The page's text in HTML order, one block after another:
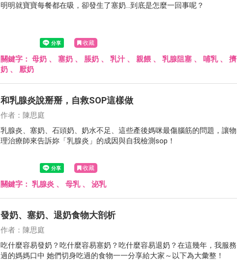
明明就寶寶每餐都在吸，卻發生了塞奶…到底是怎麼一回事呢？
收藏
關鍵字： 母奶 、 塞奶 、 脹奶 、 乳汁、 親餵 、 乳腺阻塞 、 哺乳、 擠
奶 、 厭奶
和乳腺炎說掰掰，自救SOP這樣做
作者：陳思庭
乳腺炎、塞奶、石頭奶、奶水不足、這些產後媽咪最傷腦筋的問題，讓物
理治療師來告訴妳「乳腺炎」的成因與自我檢測sop！
收藏
關鍵字： 乳腺炎 、 母乳、 泌乳
發奶、塞奶、退奶食物大剖析
作者：陳思庭
吃什麼容易發奶？吃什麼容易塞奶？吃什麼容易退奶？在這幾年，我服務
過的媽媽口中 她們切身吃過的食物一一分享給大家～以下為大彙整！